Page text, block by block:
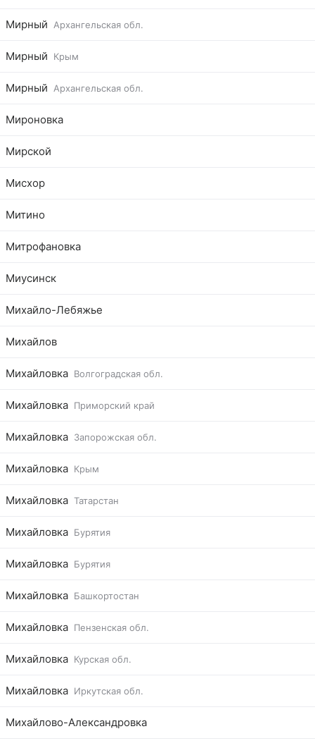
Мирный Архангельская обл.
Мирный Крым
Мирный Архангельская обл.
Мироновка
Мирской
Мисхор
Митино
Митрофановка
Миусинск
Михайло-Лебяжье
Михайлов
Михайловка Волгоградская обл.
Михайловка Приморский край
Михайловка Запорожская обл.
Михайловка Крым
Михайловка Татарстан
Михайловка Бурятия
Михайловка Бурятия
Михайловка Башкортостан
Михайловка Пензенская обл.
Михайловка Курская обл.
Михайловка Иркутская обл.
Михайлово-Александровка